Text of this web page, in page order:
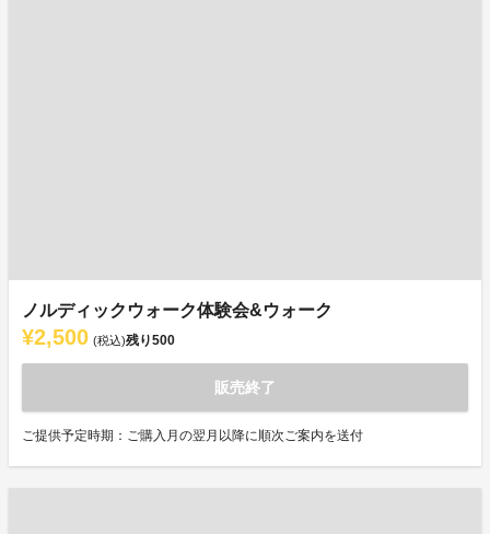
ノルディックウォーク体験会&ウォーク
¥2,500 (税込)残り500
販売終了
ご提供予定時期：ご購入月の翌月以降に順次ご案内を送付